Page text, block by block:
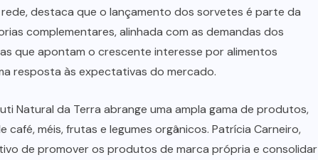
destaca que o lançamento dos sorvetes é parte da
complementares, alinhada com as demandas dos
que apontam o crescente interesse por alimentos
resposta às expectativas do mercado.
Natural da Terra abrange uma ampla gama de produtos,
méis, frutas e legumes orgânicos. Patrícia Carneiro,
de promover os produtos de marca própria e consolidar